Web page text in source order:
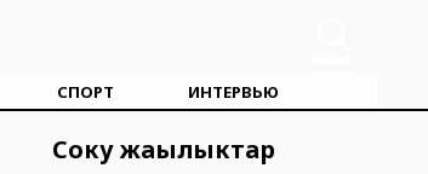
СПОРТ ИНТЕРВЬЮ
Соңку жаңылыктар